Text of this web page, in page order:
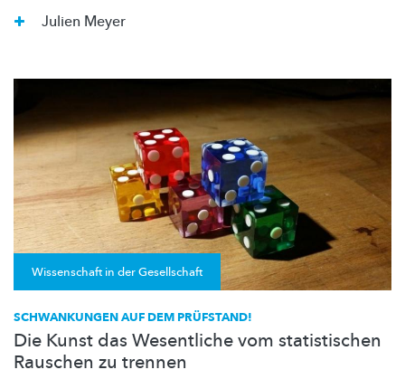
Julien Meyer
Wissenschaft in der Gesellschaft
SCHWANKUNGEN AUF DEM PRÜFSTAND!
Die Kunst das Wesentliche vom statistischen
Rauschen zu trennen